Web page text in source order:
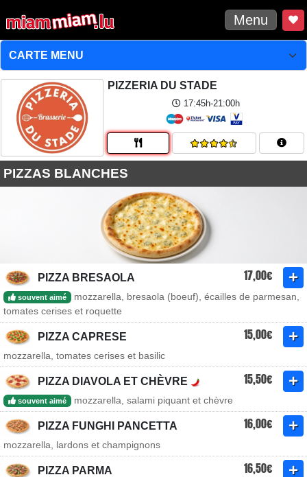
Menu
PIZZERIA DU STADE
17:45h-21:00h
PIZZAS BLANCHES
PIZZA BRESAOLA 17,00€
souvent aimé
mozzarella, bresaola (boeuf), écailles de parmesan,
tomates cerises et roquette
PIZZA CAPRESE 15,00€
mozzarella, tomates cerises et basilic
PIZZA DIAVOLA ET CHÈVRE 15,50€
souvent aimé mozzarella, salami piquant et chèvre
PIZZA FUNGHI PANCETTA 16,00€
mozzarella, lardons et champignons
PIZZA PARMA 16,50€